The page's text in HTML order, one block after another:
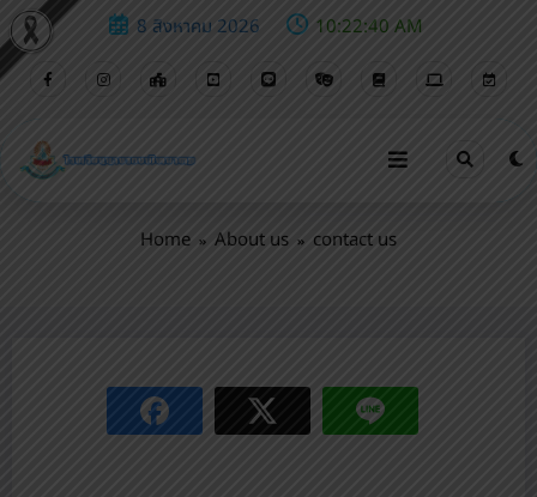
8 สิงหาคม 2026 10:22:41 AM
Home About us contact us